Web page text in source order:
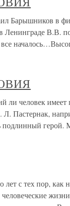
в
Ленинграде В.В.
имеет
Л. Пастернак,
подлинный
с тех пор, как